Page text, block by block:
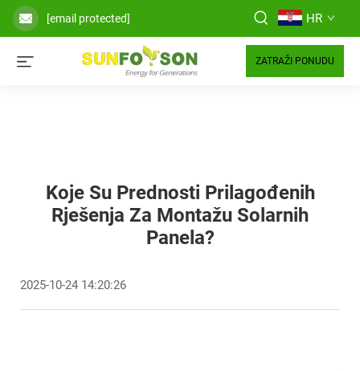
[email protected] HR
ZATRAŽI PONUDU
Koje Su Prednosti Prilagođenih
Rješenja Za Montažu Solarnih
Panela?
2025-10-24 14:20:26